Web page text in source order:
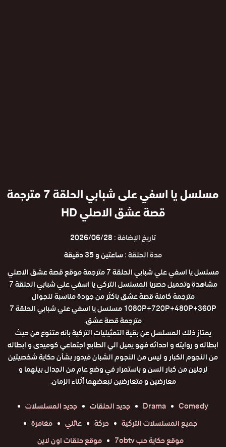
مسلسل يا اسفي على شبابي الحلقة 7 مترجمة
قصة عشق الاصلي HD
تاريخ الإضافة :2026/06/28
مدة الحلقة :ساعتين و 35 دقيقة
مسلسل يا اسفي علي شبابي الحلقة 7 مترجمة موقع قصة عشق الاصلي
مشاهدة وتحميل حصريا المسلسل التركي يا اسفي علي شبابي الحلقة 7
مترجمة كاملة قصة عشق باكثر من جودة مناسبة للجوال
1080P+720P+480P+360P مسلسل يا اسفي علي شبابي الحلقة 7
مترجمة قصة عشق.
يمتاز ذلك المسلسل عن بقية التمثيليات التركية بانه متنوع من حيث
ابطاله و روايته و احداثه فهو يميل الي الطابع اجتماعي كوميدى و ابطاله
من النجوم الكبار و ليس من النجوم الشبان فيدور بشأن حكاية شخصيتين
لرجلين من كبار السن و باستمرار في وضع عام من الجدال بينهما و
معارضين و متعارضين لبعضهما أثناء الزمان.
Comedy
Drama جديد الحلقات
جديد المسلسلات
جميع المسلسلات التركية
حركة عائلي
مغامرة
موقع حكاية حب 7obtv
موقع حلقات اون لاين